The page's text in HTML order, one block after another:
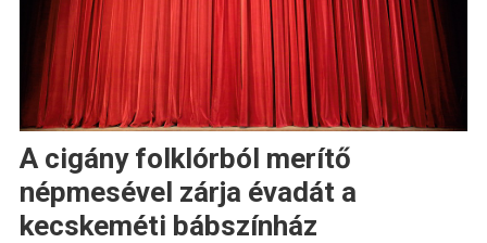
A cigány folklórból merítő
népmesével zárja évadát a
kecskeméti bábszínház